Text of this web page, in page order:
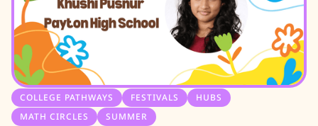
COLLEGE PATHWAYS FESTIVALS
HUBS
MATH CIRCLES
SUMMER